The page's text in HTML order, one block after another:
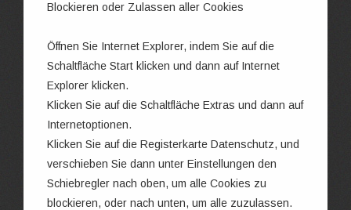
Blockieren oder Zulassen aller Cookies
Öffnen Sie Internet Explorer, indem Sie auf die
Schaltfläche Start klicken und dann auf Internet
Explorer klicken.
Klicken Sie auf die Schaltfläche Extras und dann auf
Internetoptionen.
Klicken Sie auf die Registerkarte Datenschutz, und
verschieben Sie dann unter Einstellungen den
Schiebregler nach oben, um alle Cookies zu
blockieren, oder nach unten, um alle zuzulassen.